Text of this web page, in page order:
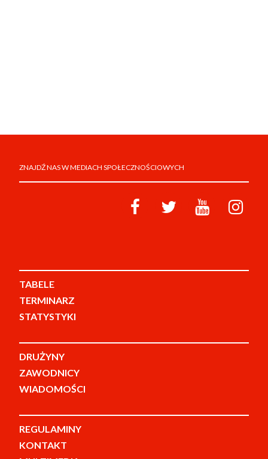
ZNAJDŹ NAS W MEDIACH SPOŁECZNOŚCIOWYCH
TABELE
TERMINARZ
STATYSTYKI
DRUŻYNY
ZAWODNICY
WIADOMOŚCI
REGULAMINY
KONTAKT